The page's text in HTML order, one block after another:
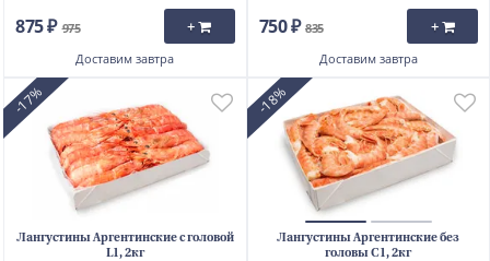
875 ₽ 975 +
Доставимзавтра
750 ₽ 835 +
Доставим завтра
-17%
Лангустины Аргентинские с головой
L1, 2кг
-18%
Лангустины Аргентинские без
головы C1, 2кг